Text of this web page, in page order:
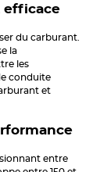
efficace
du carburant.
la
les
conduite
et
entre